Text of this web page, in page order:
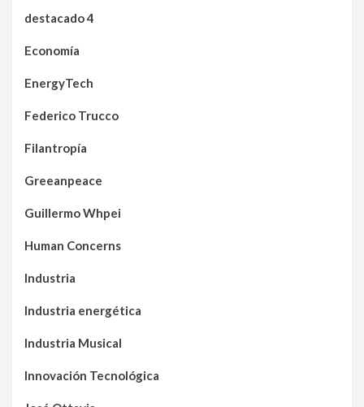
destacado 4
Economía
EnergyTech
Federico Trucco
Filantropía
Greeanpeace
Guillermo Whpei
Human Concerns
Industria
Industria energética
Industria Musical
Innovación Tecnológica